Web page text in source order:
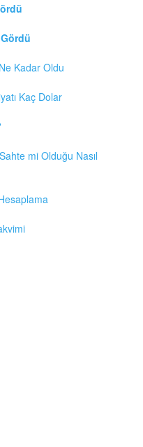
Kadar Oldu
Kaç Dolar
mi Olduğu Nasıl